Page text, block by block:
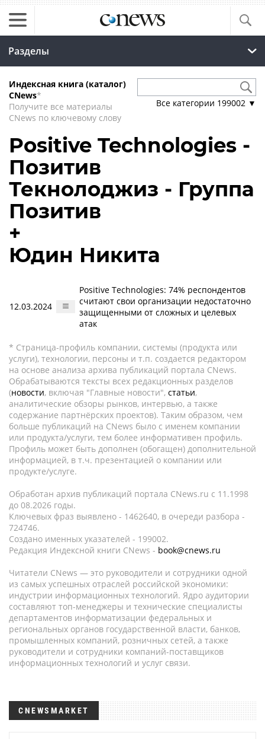
Разделы
Индексная книга (каталог)
CNews*
Получите все материалы
CNews по ключевому слову
Все категории 199002 ▼
Positive Technologies -
Позитив
Текнолоджиз - Группа
Позитив
+
Юдин Никита
12.03.2024
Positive Technologies: 74% респондентов
считают свои организации недостаточно
защищенными от сложных и целевых
атак
* Страница-профиль компании, системы (продукта или
услуги), технологии, персоны и т.п. создается редактором
на основе анализа архива публикаций портала CNews.
Обрабатываются тексты всех редакционных разделов
(новости, включая "Главные новости", статьи,
аналитические обзоры рынков, интервью, а также
содержание партнёрских проектов). Таким образом, чем
больше публикаций на CNews было с именем компании
или продукта/услуги, тем более информативен профиль.
Профиль может быть дополнен (обогащен) дополнительной
информацией, в т.ч. презентацией о компании или
продукте/услуге.
Обработан архив публикаций портала CNews.ru c 11.1998
до 08.2026 годы.
Ключевых фраз выявлено - 1462640, в очереди разбора -
724746.
Создано именных указателей - 199002.
Редакция Индексной книги CNews - book@cnews.ru
Читатели CNews — это руководители и сотрудники одной
из самых успешных отраслей российской экономики:
индустрии информационных технологий. Ядро аудитории
составляют топ-менеджеры и технические специалисты
департаментов информатизации федеральных и
региональных органов государственной власти, банков,
промышленных компаний, розничных сетей, а также
руководители и сотрудники компаний-поставщиков
информационных технологий и услуг связи.
CNEWSMARKET